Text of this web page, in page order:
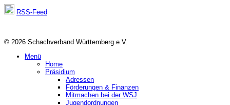
RSS-Feed
© 2026 Schachverband Württemberg e.V.
Menü
Home
Präsidium
Adressen
Förderungen & Finanzen
Mitmachen bei der WSJ
Jugendordnungen